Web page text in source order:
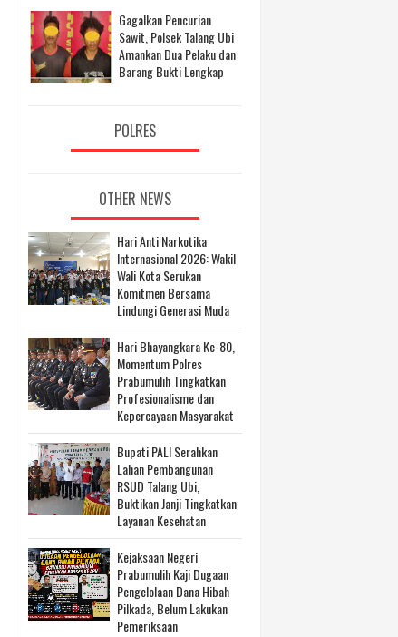
Gagalkan Pencurian
Sawit, Polsek Talang Ubi
Amankan Dua Pelaku dan
Barang Bukti Lengkap
POLRES
OTHER NEWS
Hari Anti Narkotika
Internasional 2026: Wakil
Wali Kota Serukan
Komitmen Bersama
Lindungi Generasi Muda
Hari Bhayangkara Ke-80,
Momentum Polres
Prabumulih Tingkatkan
Profesionalisme dan
Kepercayaan Masyarakat
Bupati PALI Serahkan
Lahan Pembangunan
RSUD Talang Ubi,
Buktikan Janji Tingkatkan
Layanan Kesehatan
Kejaksaan Negeri
Prabumulih Kaji Dugaan
Pengelolaan Dana Hibah
Pilkada, Belum Lakukan
Pemeriksaan